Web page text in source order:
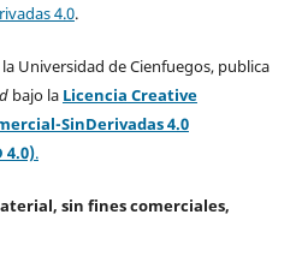
4.0.
Universidad de Cienfuegos, publica
bajo la Licencia Creative
SinDerivadas 4.0
4.0).
sin fines comerciales,